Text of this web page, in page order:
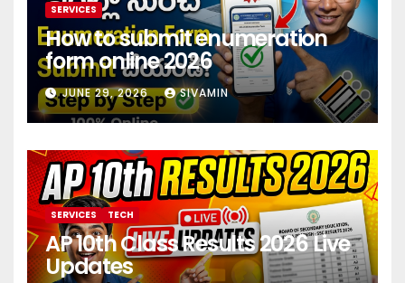
SERVICES
How to submit enumeration
form online 2026
JUNE 29, 2026 SIVAMIN
SERVICES TECH
AP 10th Class Results 2026 Live
Updates